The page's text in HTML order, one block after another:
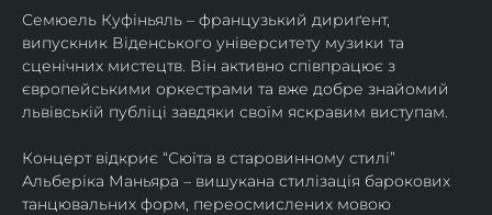
Семюель Куфіньяль – французький дириґент,
випускник Віденського університету музики та
сценічних мистецтв. Він активно співпрацює з
європейськими оркестрами та вже добре знайомий
львівській публіці завдяки своїм яскравим виступам.
Концерт відкриє “Сюїта в старовинному стилі”
Альберіка Маньяра – вишукана стилізація барокових
танцювальних форм, переосмислених мовою